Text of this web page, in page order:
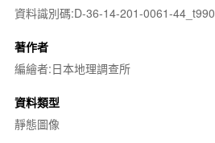
資料識別碼:D-36-14-201-0061-44_t990
著作者
編繪者:日本地理調查所
資料類型
靜態圖像